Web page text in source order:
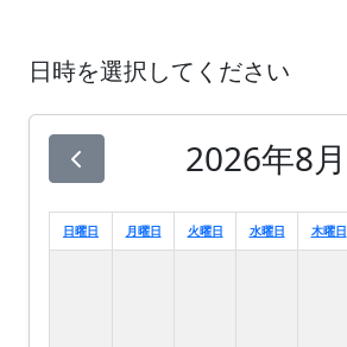
日時を選択してください
2026年8月
日曜日 月曜日 火曜日 水曜日 木曜日